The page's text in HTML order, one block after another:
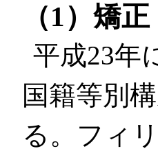
（1）矯正
平成23年
国籍等別
る。フィ